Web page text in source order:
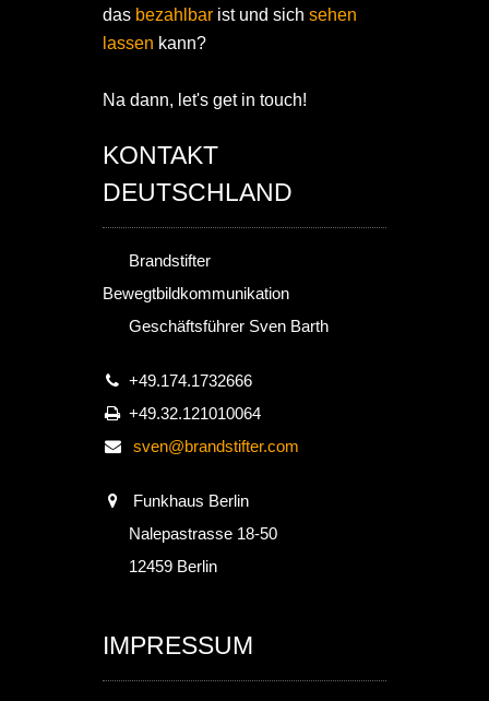
das bezahlbar ist und sich sehen
lassen kann?
Na dann, let's get in touch!
KONTAKT
DEUTSCHLAND
Brandstifter
Bewegtbildkommunikation
Geschäftsführer Sven Barth
+49.174.1732666
+49.32.121010064
sven@brandstifter.com
Funkhaus Berlin
Nalepastrasse 18-50
12459 Berlin
IMPRESSUM